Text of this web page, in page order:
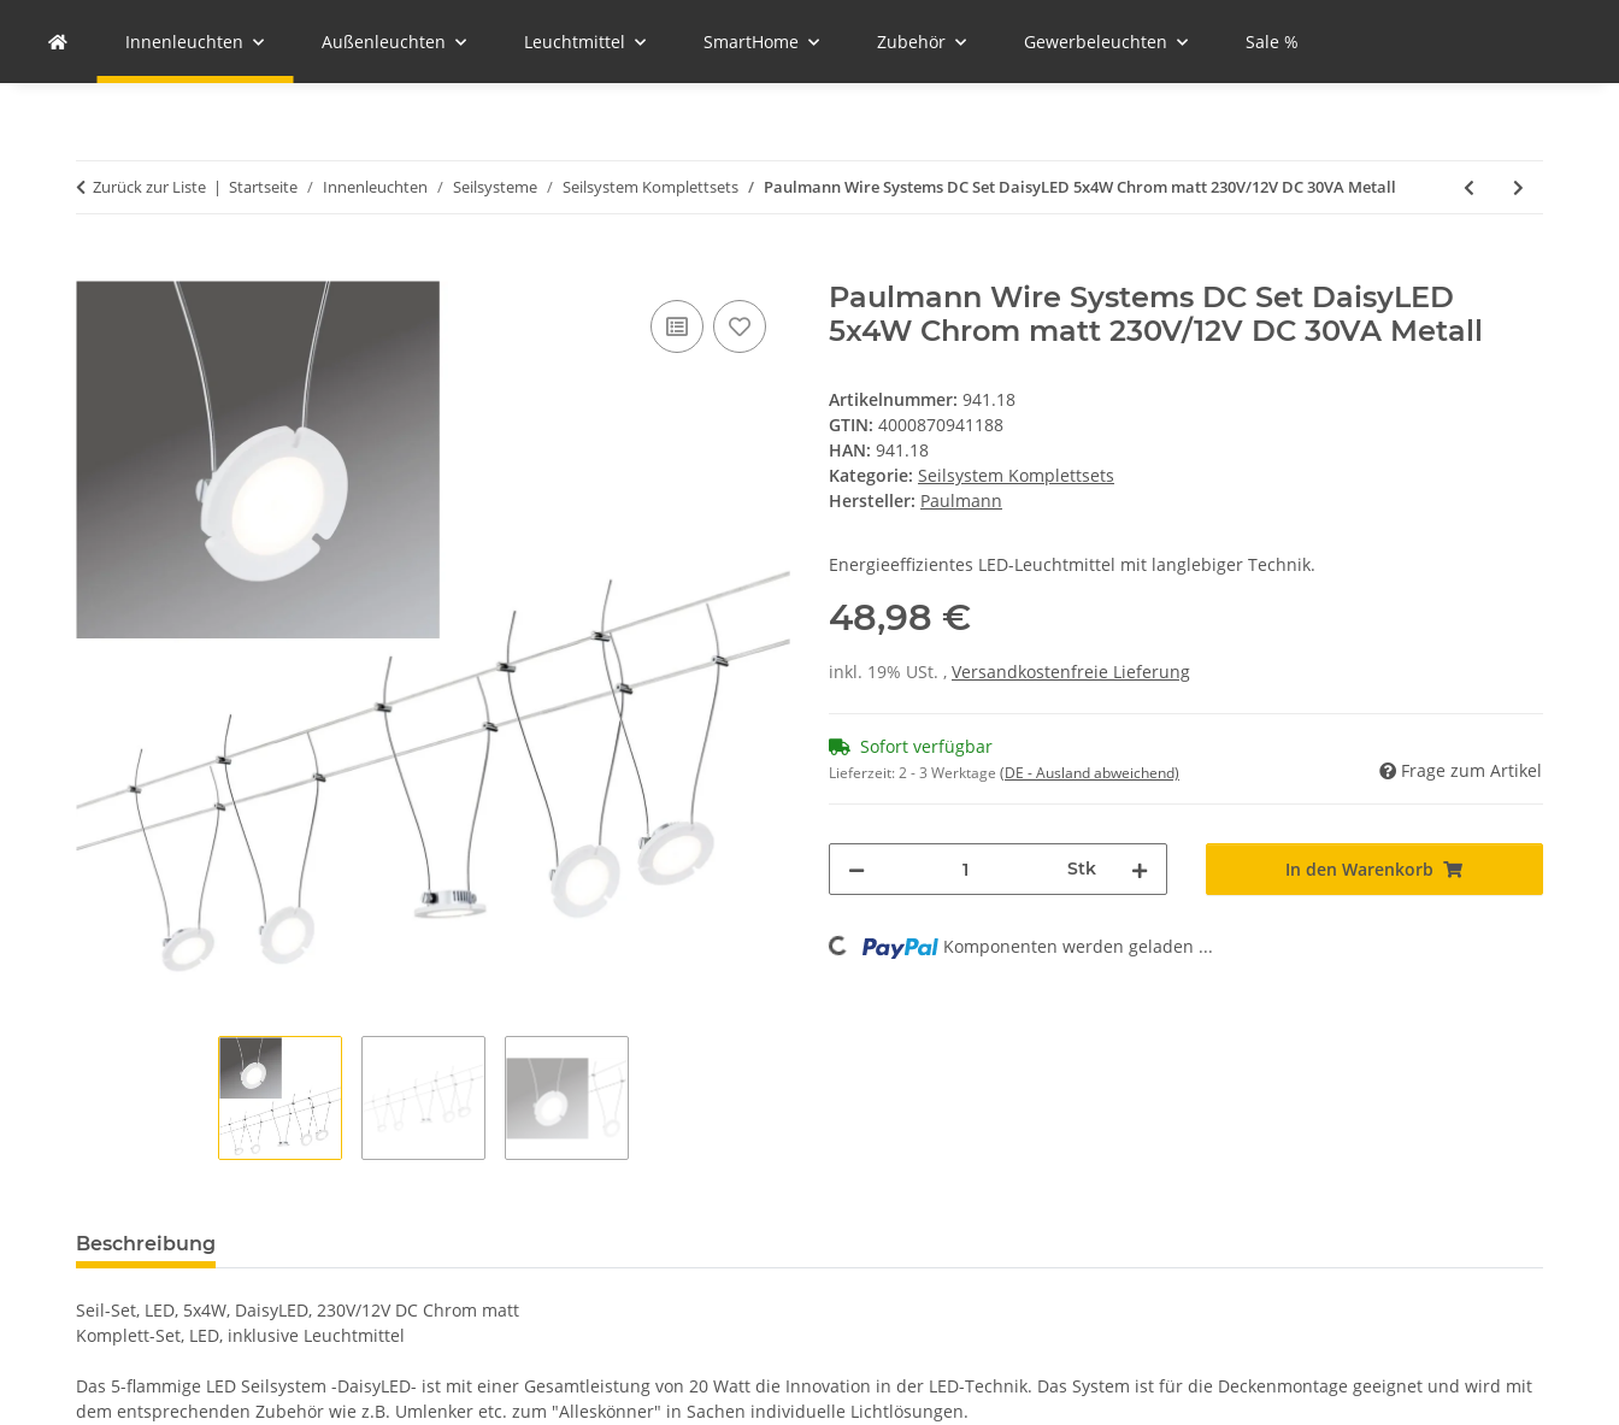
Innenleuchten Außenleuchten Leuchtmittel SmartHome Zubehör Gewerbeleuchten Sale %
Zurück zur Liste Startseite Innenleuchten Seilsysteme Seilsystem Komplettsets Paulmann Wire Systems DC Set DaisyLED 5x4W Chrom matt 230V/12V DC 30VA Metall
Paulmann Wire Systems DC Set DaisyLED
5x4W Chrom matt 230V/12V DC 30VA Metall
Artikelnummer: 941.18
GTIN: 4000870941188
HAN: 941.18
Kategorie: Seilsystem Komplettsets
Hersteller: Paulmann
Energieeffizientes LED-Leuchtmittel mit langlebiger Technik.
48,98 €
inkl. 19% USt. , Versandkostenfreie Lieferung
Sofort verfügbar
Lieferzeit:2 - 3 Werktage (DE - Ausland abweichend) Frage zum Artikel
Stk In den Warenkorb
Loading... Komponenten werden geladen ...
Beschreibung
Seil-Set, LED, 5x4W, DaisyLED, 230V/12V DC Chrom matt
Komplett-Set, LED, inklusive Leuchtmittel
Das 5-flammige LED Seilsystem -DaisyLED- ist mit einer Gesamtleistung von 20 Watt die Innovation in der LED-Technik. Das System ist für die Deckenmontage geeignet und wird mit
dem entsprechenden Zubehör wie z.B. Umlenker etc. zum "Alleskönner" in Sachen individuelle Lichtlösungen.